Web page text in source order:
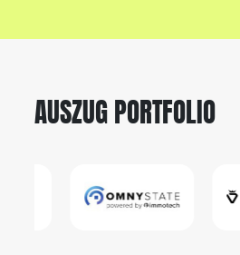
AUSZUG PORTFOLIO